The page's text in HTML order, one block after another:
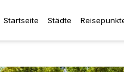
Startseite Städte